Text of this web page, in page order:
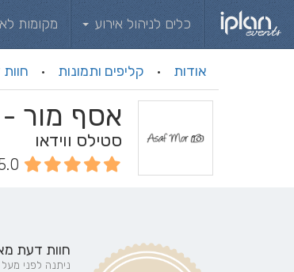
כלים לניהול אירוע מקומות
אודות · קליפים ותמונות ·
אסף מור - Asaf Mor
סטילס ווידאו
חוות דעת
ניתנה לפני מעל 6